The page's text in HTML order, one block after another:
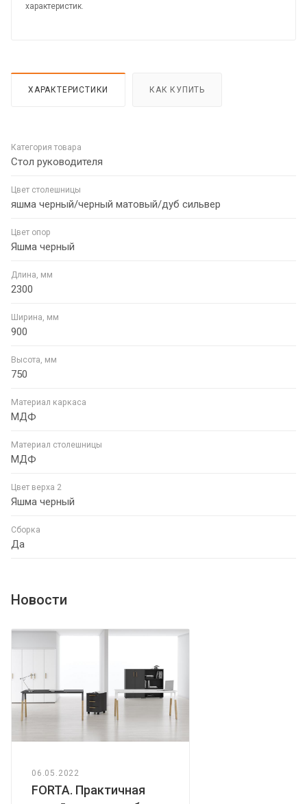
характеристик.
ХАРАКТЕРИСТИКИ КАК КУПИТЬ
Категория товара
Стол руководителя
Цвет столешницы
яшма черный/черный матовый/дуб сильвер
Цвет опор
Яшма черный
Длина, мм
2300
Ширина, мм
900
Высота, мм
750
Материал каркаса
МДФ
Материал столешницы
МДФ
Цвет верха 2
Яшма черный
Сборка
Да
Новости
06.05.2022
FORTA. Практичная